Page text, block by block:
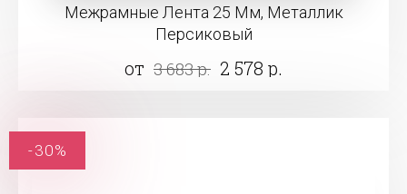
Межрамные Лента 25 Мм, Металлик
Персиковый
от 3 683 р. 2 578 р.
-30%